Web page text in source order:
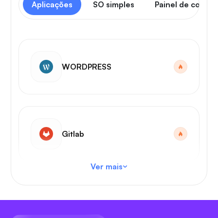
Aplicações SO simples Painel de
WORDPRESS
Gitlab
Código VS
Ver mais